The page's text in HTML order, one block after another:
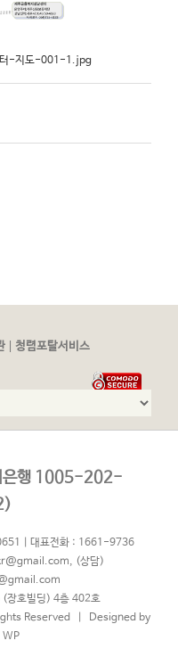
터-지도-001-1.jpg
청렴포탈서비스
은행 1005-202-
| 대표전화 : 1661-9736
, (상담)
(장호빌딩) 4층 402호
Reserved | Designed by
WP